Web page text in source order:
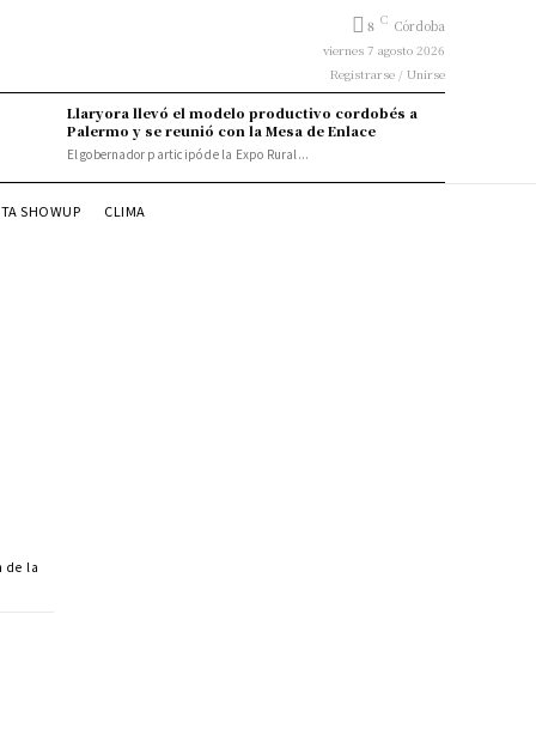
8 C Córdoba
viernes 7 agosto 2026
Registrarse / Unirse
Llaryora llevó el modelo productivo cordobés a
Palermo y se reunió con la Mesa de Enlace
El gobernador participó de la Expo Rural...
SHOWUP CLIMA
de la